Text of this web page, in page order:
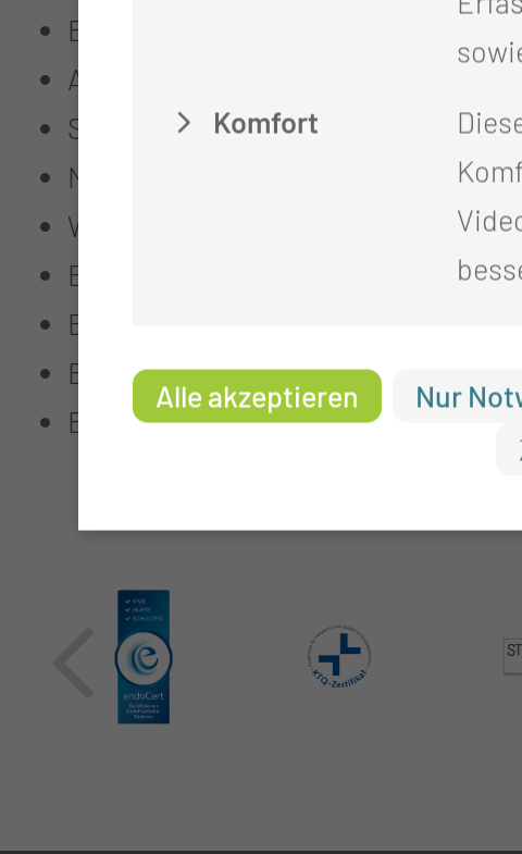
Begleitung beim Bonding in der
Anleitung zum sicheren und
Still-/ Ernährungsberatung
Nachbesprechung der Geburt
Wiege-Sprechstunde für Eltern,
Beratung und Nachsorge
Babymassage
Baby-Lesen lernen
Beratung zur Förderung der
Komfort
Alle akzeptieren Nur